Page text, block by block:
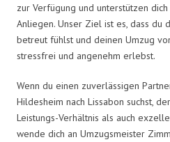
zur Verfügung und unterstützen
Anliegen. Unser Ziel ist es, dass du
betreut fühlst und deinen Umzug
stressfrei und angenehm erlebst.
Wenn du einen zuverlässigen
Hildesheim nach Lissabon suchst,
Leistungs-Verhältnis als auch
wende dich an Umzugsmeister